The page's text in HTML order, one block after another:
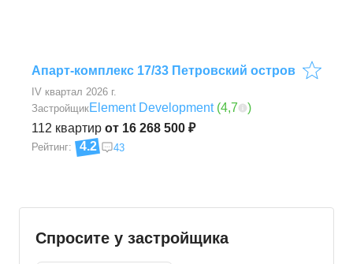
Апарт-комплекс 17/33 Петровский остров
IV квартал 2026 г.
112 квартир от 16 268 500 ₽
ЗастройщикElement Development (4,7 )
Рейтинг: 4.2 43
Спросите у застройщика